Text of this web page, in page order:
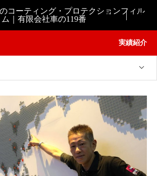
コーティング・プロテクションフィル
ム｜有限会社車の119番

実績紹介